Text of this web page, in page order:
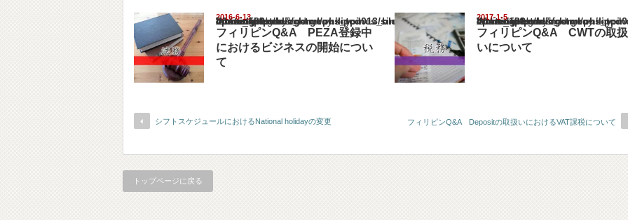
2016-6-13
Warning
: Undefined array key "show_category" in
/home/netst/kuno-cpa.co.jp/public_html/philippines_blog/wp-content/themes/gorgeous_tcd013/single.php
on line183
フィリピンQ&A PEZA登録中
におけるビジネスの開始につい
て
2017-1-5
Warning
: Undefined array key "show_category" in
/home/netst/kuno-cpa.co.jp/public_html/philippines_blog/wp-content/
on line183
フィリピンQ&A CWTの取扱
いについて
シフトスケジュールにおけるNational holidayの変更 フィリピンQ&A Depositの取扱いにおけるVAT課税について
トップページに戻る